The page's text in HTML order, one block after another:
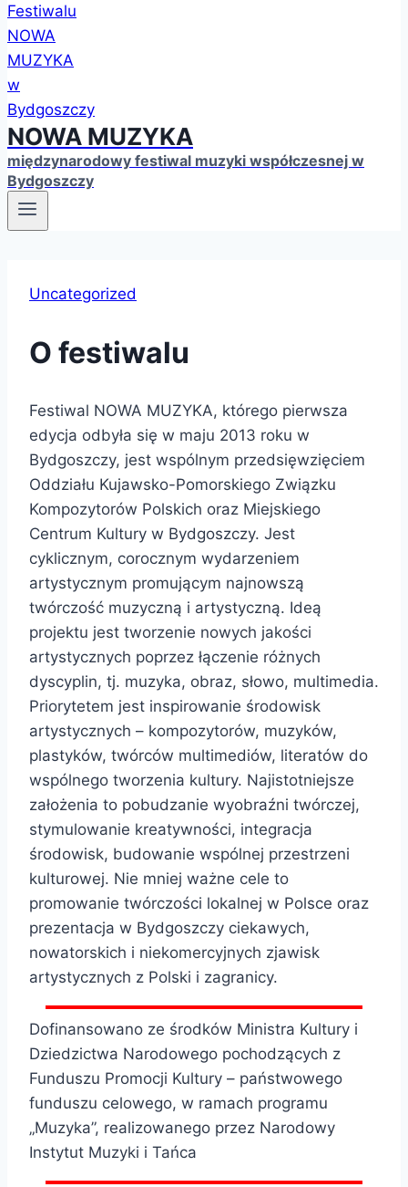
NOWA MUZYKA
międzynarodowy festiwal muzyki współczesnej w
Bydgoszczy
Uncategorized
O festiwalu
Festiwal NOWA MUZYKA, którego pierwsza
edycja odbyła się w maju 2013 roku w
Bydgoszczy, jest wspólnym przedsięwzięciem
Oddziału Kujawsko-Pomorskiego Związku
Kompozytorów Polskich oraz Miejskiego
Centrum Kultury w Bydgoszczy. Jest
cyklicznym, corocznym wydarzeniem
artystycznym promującym najnowszą
twórczość muzyczną i artystyczną. Ideą
projektu jest tworzenie nowych jakości
artystycznych poprzez łączenie różnych
dyscyplin, tj. muzyka, obraz, słowo, multimedia.
Priorytetem jest inspirowanie środowisk
artystycznych – kompozytorów, muzyków,
plastyków, twórców multimediów, literatów do
wspólnego tworzenia kultury. Najistotniejsze
założenia to pobudzanie wyobraźni twórczej,
stymulowanie kreatywności, integracja
środowisk, budowanie wspólnej przestrzeni
kulturowej. Nie mniej ważne cele to
promowanie twórczości lokalnej w Polsce oraz
prezentacja w Bydgoszczy ciekawych,
nowatorskich i niekomercyjnych zjawisk
artystycznych z Polski i zagranicy.
Dofinansowano ze środków Ministra Kultury i
Dziedzictwa Narodowego pochodzących z
Funduszu Promocji Kultury – państwowego
funduszu celowego, w ramach programu
„Muzyka”, realizowanego przez Narodowy
Instytut Muzyki i Tańca